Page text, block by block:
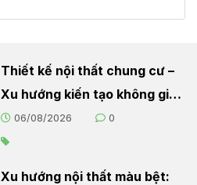
Thiết kế nội thất chung cư –
Xu hướng kiến tạo không gian
sống hiện đại
06/08/2026 0
Xu hướng nội thất màu bệt: